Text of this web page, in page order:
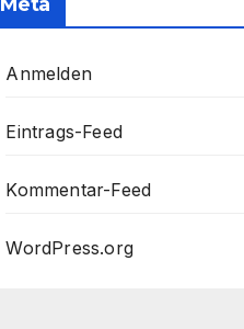
Anmelden
Eintrags-Feed
Kommentar-Feed
WordPress.org